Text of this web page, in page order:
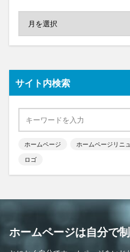
サイト内検索
ホームページ ホームページリニ
ロゴ
ホームページは自分で制